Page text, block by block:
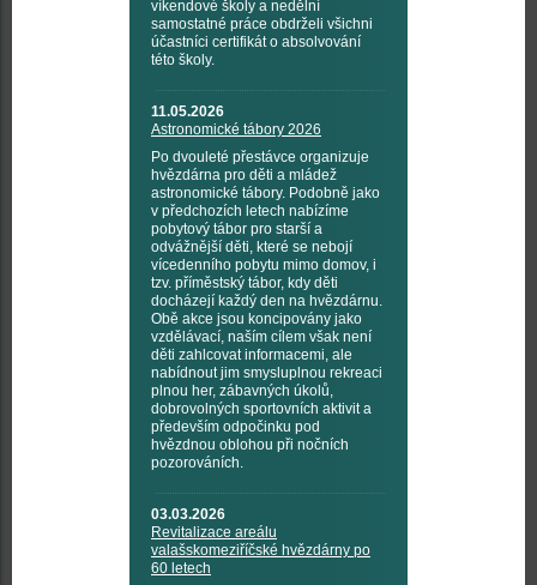
víkendové školy a nedělní
samostatné práce obdrželi všichni
účastníci certifikát o absolvování
této školy.
11.05.2026
Astronomické tábory 2026
Po dvouleté přestávce organizuje
hvězdárna pro děti a mládež
astronomické tábory. Podobně jako
v předchozích letech nabízíme
pobytový tábor pro starší a
odvážnější děti, které se nebojí
vícedenního pobytu mimo domov, i
tzv. příměstský tábor, kdy děti
docházejí každý den na hvězdárnu.
Obě akce jsou koncipovány jako
vzdělávací, naším cílem však není
děti zahlcovat informacemi, ale
nabídnout jim smysluplnou rekreaci
plnou her, zábavných úkolů,
dobrovolných sportovních aktivit a
především odpočinku pod
hvězdnou oblohou při nočních
pozorováních.
03.03.2026
Revitalizace areálu
valašskomeziříčské hvězdárny po
60 letech